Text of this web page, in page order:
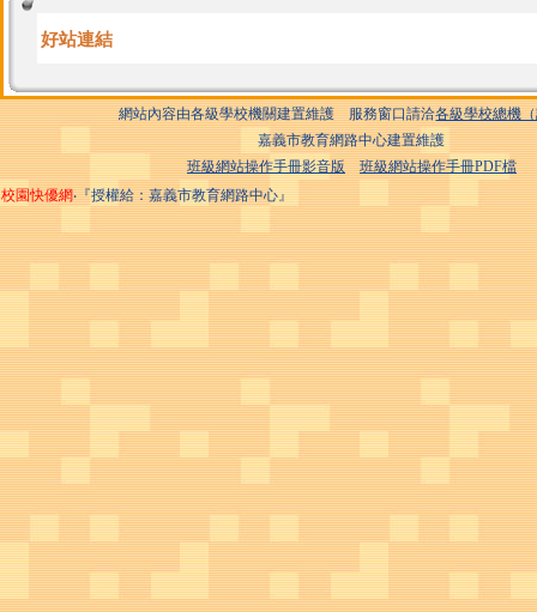
好站連結
網站內容由各級學校機關建置維護 服務窗口請洽各級學校總機
嘉義市教育網路中心建置維護
班級網站操作手冊影音版
班級網站操作手冊PDF檔
校園快優網‧『授權給：嘉義市教育網路中心』